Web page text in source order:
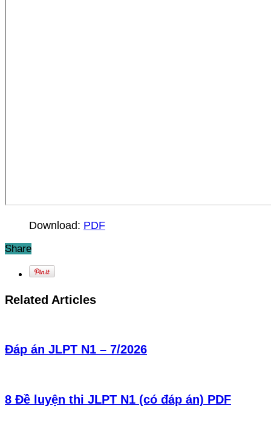
Download: PDF
Share
Related Articles
Đáp án JLPT N1 – 7/2026
8 Đề luyện thi JLPT N1 (có đáp án) PDF